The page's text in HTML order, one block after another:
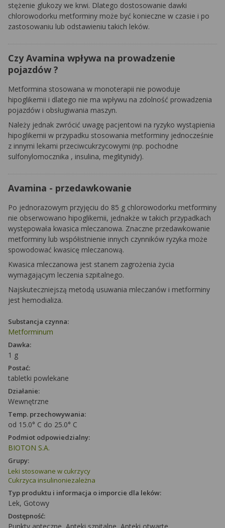
stężenie glukozy we krwi. Dlatego dostosowanie dawki
chlorowodorku metforminy może być konieczne w czasie i po
zastosowaniu lub odstawieniu takich leków.
Czy Avamina wpływa na prowadzenie
pojazdów ?
Metformina stosowana w monoterapii nie powoduje
hipoglikemii i dlatego nie ma wpływu na zdolność prowadzenia
pojazdów i obsługiwania maszyn.
Należy jednak zwrócić uwagę pacjentowi na ryzyko wystąpienia
hipoglikemii w przypadku stosowania metforminy jednocześnie
z innymi lekami przeciwcukrzycowymi (np. pochodne
sulfonylomocznika , insulina, meglitynidy).
Avamina - przedawkowanie
Po jednorazowym przyjęciu do 85 g chlorowodorku metforminy
nie obserwowano hipoglikemii, jednakże w takich przypadkach
występowała kwasica mleczanowa. Znaczne przedawkowanie
metforminy lub współistnienie innych czynników ryzyka może
spowodować kwasicę mleczanową.
Kwasica mleczanowa jest stanem zagrożenia życia
wymagającym leczenia szpitalnego.
Najskuteczniejszą metodą usuwania mleczanów i metforminy
jest hemodializa.
Substancja czynna:
Metforminum
Dawka:
1 g
Postać:
tabletki powlekane
Działanie:
Wewnętrzne
Temp. przechowywania:
od 15.0° C do 25.0° C
Podmiot odpowiedzialny:
BIOTON S.A.
Grupy:
Leki stosowane w cukrzycy
Cukrzyca insulinoniezależna
Typ produktu i informacja o imporcie dla leków:
Lek, Gotowy
Dostępność: